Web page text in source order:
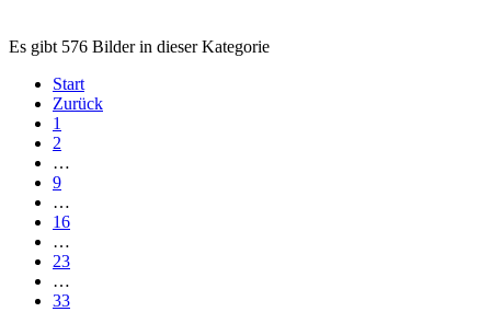
Es gibt 576 Bilder in dieser Kategorie
Start
Zurück
1
2
…
9
…
16
…
23
…
33